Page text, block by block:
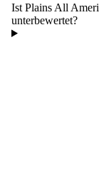
Ist Plains All
unterbewertet?